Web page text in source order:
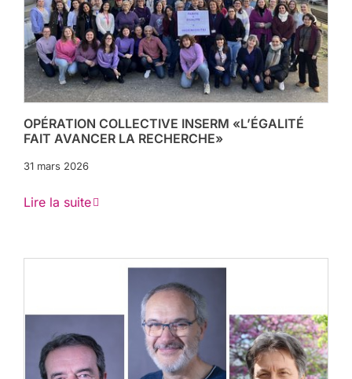
OPÉRATION COLLECTIVE INSERM «L’ÉGALITÉ
FAIT AVANCER LA RECHERCHE»
31 mars 2026
Lire la suite